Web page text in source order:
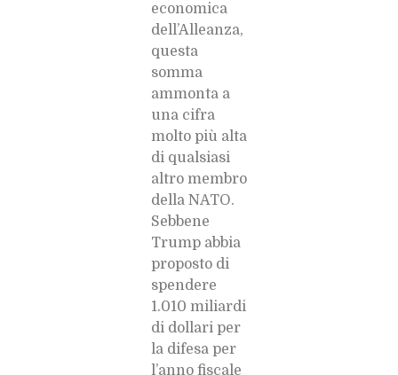
economica
dell’Alleanza,
questa
somma
ammonta a
una cifra
molto più alta
di qualsiasi
altro membro
della NATO.
Sebbene
Trump abbia
proposto di
spendere
1.010 miliardi
di dollari per
la difesa per
l’anno fiscale